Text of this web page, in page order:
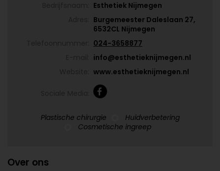
Esthetiek Nijmegen
Burgemeester Daleslaan 27,
6532CL Nijmegen
024-3658877
info@esthetieknijmegen.nl
www.esthetieknijmegen.nl
Plastische chirurgie
Huidverbetering
Cosmetische ingreep
Over ons